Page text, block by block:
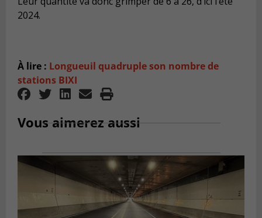
2024.
À lire : Longueuil quadruple son nombre de
stations BIXI
Vous aimerez aussi